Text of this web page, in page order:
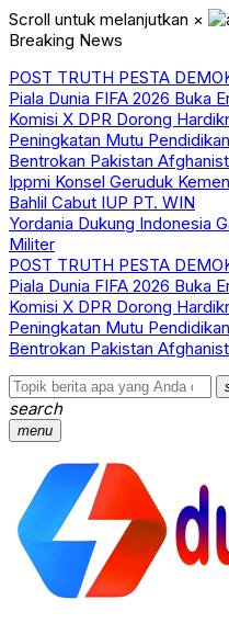
Scroll untuk melanjutkan ×
Breaking News
POST TRUTH PESTA
Piala Dunia FIFA 2026 Buka
Komisi X DPR Dorong
Peningkatan Mutu Pendidikan
Bentrokan Pakistan
Ippmi Konsel Geruduk
Bahlil Cabut IUP PT. WIN
Yordania Dukung Indonesia
Militer
POST TRUTH PESTA
Piala Dunia FIFA 2026 Buka
Komisi X DPR Dorong
Peningkatan Mutu Pendidikan
Bentrokan Pakistan
search
menu